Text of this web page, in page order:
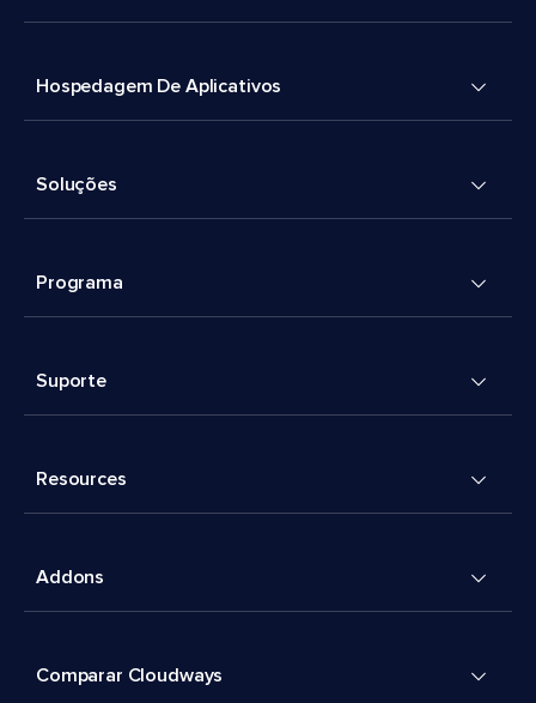
Hospedagem De Aplicativos
Soluções
Programa
Suporte
Resources
Addons
Comparar Cloudways